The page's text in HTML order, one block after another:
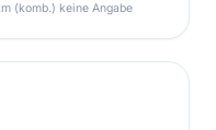
(komb.) keine Angabe